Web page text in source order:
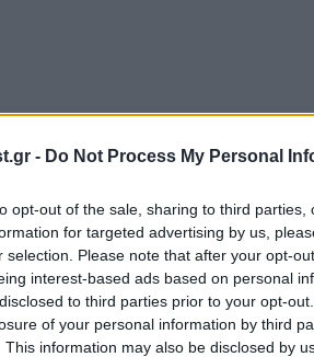
- Do Not Process My Personal
opt-out of the sale, sharing to third
for targeted advertising by us,
selection. Please note that after your opt-
interest-based ads based on personal
to third parties prior to your opt-
of your personal information by third
This information may also be disclosed by
this post on Instagram